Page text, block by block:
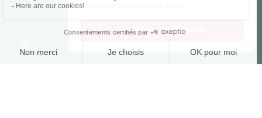
Tente ta chance maintenant.
Je tente ma chance